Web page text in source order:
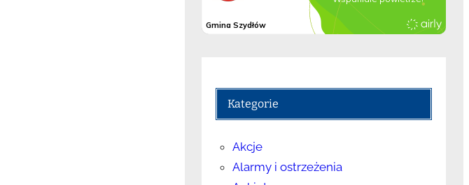
Kategorie
Akcje
Alarmy i ostrzeżenia